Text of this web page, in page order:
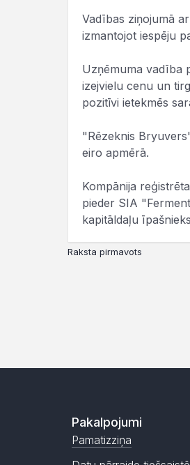
Vadības ziņojumā
izmantojot iespēju
Uzņēmuma vadība
izejvielu cenu un
pozitīvi ietekmēs
"Rēzeknis
eiro apmērā.
Kompānija
pieder SIA
kapitāldaļu
Raksta pirmavots
Pakalpojumi
Pamatizziņa